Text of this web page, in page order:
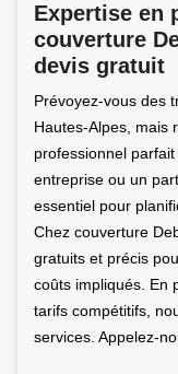
Expertise en
couverture
devis gratuit
Prévoyez-vous des
Hautes-Alpes, mais
professionnel
entreprise ou un
essentiel pour
Chez couverture
gratuits et précis
coûts impliqués. En
tarifs compétitifs,
services. Appelez-